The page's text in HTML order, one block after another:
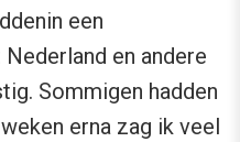
een
en andere
Sommigen hadden
erna zag ik veel